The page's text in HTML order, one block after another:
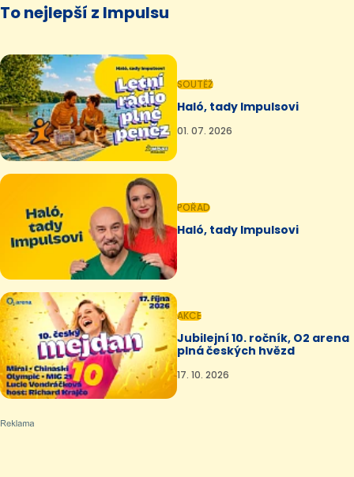
To nejlepší z Impulsu
SOUTĚŽ
Haló, tady Impulsovi
01. 07. 2026
POŘAD
Haló, tady Impulsovi
AKCE
Jubilejní 10. ročník, O2 arena
plná českých hvězd
17. 10. 2026